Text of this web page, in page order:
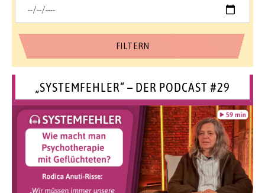
„SYSTEMFEHLER“ – DER PODCAST #29